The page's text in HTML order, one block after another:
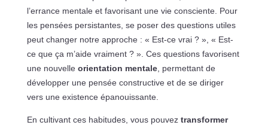
l’errance mentale et favorisant une vie consciente. Pour
les pensées persistantes, se poser des questions utiles
peut changer notre approche : « Est-ce vrai ? », « Est-
ce que ça m’aide vraiment ? ». Ces questions favorisent
une nouvelle orientation mentale, permettant de
développer une pensée constructive et de se diriger
vers une existence épanouissante.
En cultivant ces habitudes, vous pouvez transformer